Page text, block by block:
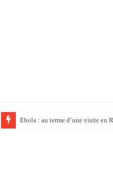
Ebola : au terme d’une visite en